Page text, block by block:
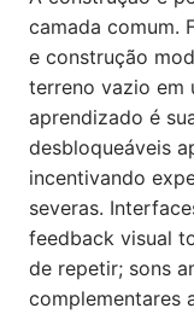
camada comum.
e construção
terreno vazio em
aprendizado é
desbloqueáveis
incentivando
severas.
feedback visual
de repetir; sons
complementares